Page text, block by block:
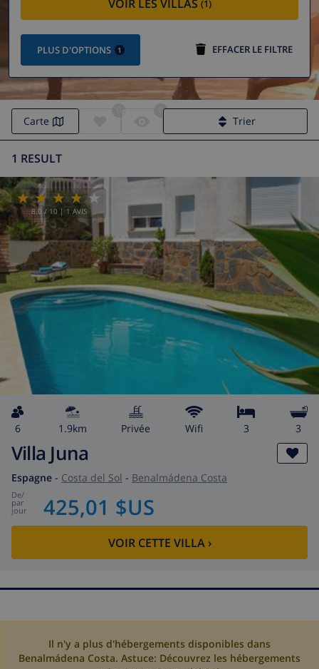
VOIR LES VILLAS (1)
PLUS D'OPTIONS 1 EFFACER LE FILTRE
1 RESULT
Carte Trier
8.0 / 10 | 1 AVIS
6 1.9km privée wifi 3 3
Villa Juna
Espagne - Costa del Sol - Benalmádena Costa
de/
par
jour 425,01 $US
VOIR CETTE VILLA›
Il n'y a plus d'hébergements disponibles dans
Benalmádena Costa. Astuce: Découvrez les hébergements